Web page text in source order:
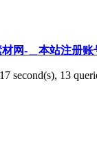
网-＿本站注册账
second(s), 13